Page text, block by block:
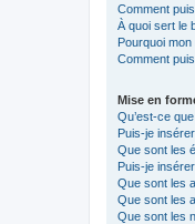
Comment
À quoi sert le
Pourquoi
Comment
Mise en
Qu’est-ce
Puis-je
Que sont les
Puis-je
Que sont les
Que sont les
Que sont les